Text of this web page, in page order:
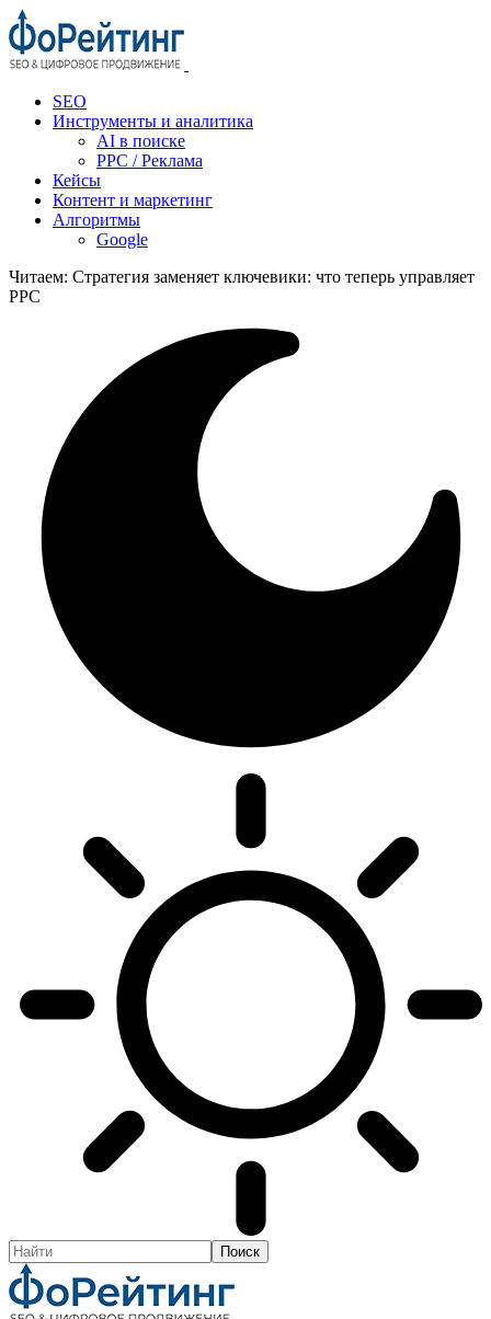
SEO
Инструменты и аналитика
AI в поиске
PPC / Реклама
Кейсы
Контент и маркетинг
Алгоритмы
Google
Читаем: Стратегия заменяет ключевики: что теперь управляет
PPC